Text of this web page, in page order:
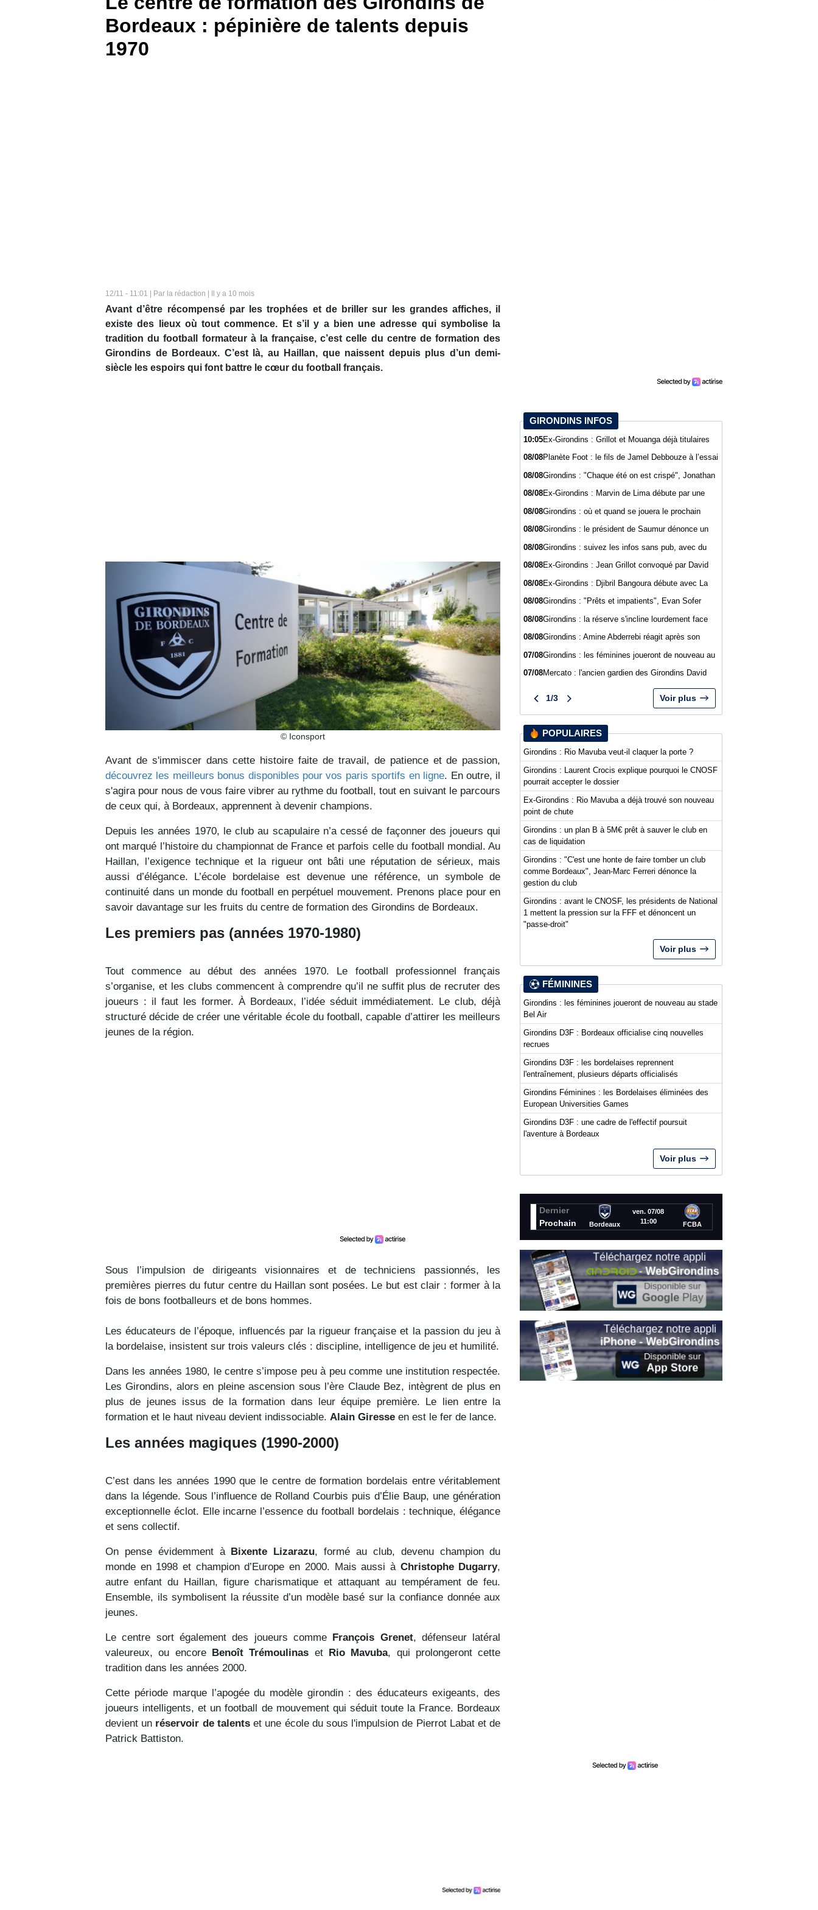
Bordeaux : pépinière de talents depuis
1970
12/11 - 11:01 | Par la rédaction | Il y a 10 mois
Avant d’être récompensé par les trophées et de briller sur les grandes affiches, il
existe des lieux où tout commence. Et s’il y a bien une adresse qui symbolise la
tradition du football formateur à la française, c’est celle du centre de formation des
Girondins de Bordeaux. C’est là, au Haillan, que naissent depuis plus d’un demi-
siècle les espoirs qui font battre le cœur du football français.
© Iconsport
Avant de s'immiscer dans cette histoire faite de travail, de patience et de passion,
découvrez les meilleurs bonus disponibles pour vos paris sportifs en ligne. En outre, il
s'agira pour nous de vous faire vibrer au rythme du football, tout en suivant le parcours
de ceux qui, à Bordeaux, apprennent à devenir champions.
Depuis les années 1970, le club au scapulaire n’a cessé de façonner des joueurs qui
ont marqué l’histoire du championnat de France et parfois celle du football mondial. Au
Haillan, l’exigence technique et la rigueur ont bâti une réputation de sérieux, mais
aussi d’élégance. L’école bordelaise est devenue une référence, un symbole de
continuité dans un monde du football en perpétuel mouvement. Prenons place pour en
savoir davantage sur les fruits du centre de formation des Girondins de Bordeaux.
Les premiers pas (années 1970-1980)
Tout commence au début des années 1970. Le football professionnel français
s’organise, et les clubs commencent à comprendre qu’il ne suffit plus de recruter des
joueurs : il faut les former. À Bordeaux, l’idée séduit immédiatement. Le club, déjà
structuré décide de créer une véritable école du football, capable d’attirer les meilleurs
jeunes de la région.
Sous l’impulsion de dirigeants visionnaires et de techniciens passionnés, les
premières pierres du futur centre du Haillan sont posées. Le but est clair : former à la
fois de bons footballeurs et de bons hommes.
Les éducateurs de l’époque, influencés par la rigueur française et la passion du jeu à
la bordelaise, insistent sur trois valeurs clés : discipline, intelligence de jeu et humilité.
Dans les années 1980, le centre s’impose peu à peu comme une institution respectée.
Les Girondins, alors en pleine ascension sous l’ère Claude Bez, intègrent de plus en
plus de jeunes issus de la formation dans leur équipe première. Le lien entre la
formation et le haut niveau devient indissociable. Alain Giresse en est le fer de lance.
Les années magiques (1990-2000)
C’est dans les années 1990 que le centre de formation bordelais entre véritablement
dans la légende. Sous l’influence de Rolland Courbis puis d’Élie Baup, une génération
exceptionnelle éclot. Elle incarne l’essence du football bordelais : technique, élégance
et sens collectif.
On pense évidemment à Bixente Lizarazu, formé au club, devenu champion du
monde en 1998 et champion d’Europe en 2000. Mais aussi à Christophe Dugarry,
autre enfant du Haillan, figure charismatique et attaquant au tempérament de feu.
Ensemble, ils symbolisent la réussite d’un modèle basé sur la confiance donnée aux
jeunes.
Le centre sort également des joueurs comme François Grenet, défenseur latéral
valeureux, ou encore Benoît Trémoulinas et Rio Mavuba, qui prolongeront cette
tradition dans les années 2000.
Cette période marque l’apogée du modèle girondin : des éducateurs exigeants, des
joueurs intelligents, et un football de mouvement qui séduit toute la France. Bordeaux
devient un réservoir de talentset une école du sous l'impulsion de Pierrot Labat et de
Patrick Battiston.
GIRONDINS INFOS
10:05Ex-Girondins : Grillot et Mouanga déjà titulaires
08/08Planète Foot : le fils de Jamel Debbouze à l’essai
08/08Girondins : "Chaque été on est crispé", Jonathan
08/08Ex-Girondins : Marvin de Lima débute par une
08/08Girondins : où et quand se jouera le prochain
08/08Girondins : le président de Saumur dénonce un
08/08Girondins : suivez les infos sans pub, avec du
08/08Ex-Girondins : Jean Grillot convoqué par David
08/08Ex-Girondins : Djibril Bangoura débute avec La
08/08Girondins : "Prêts et impatients", Evan Sofer
08/08Girondins : la réserve s'incline lourdement face
08/08Girondins : Amine Abderrebi réagit après son
07/08Girondins : les féminines joueront de nouveau au
07/08Mercato : l'ancien gardien des Girondins David
1/3 Voir plus
POPULAIRES
Girondins : Rio Mavuba veut-il claquer la porte ?
Girondins : Laurent Crocis explique pourquoi le CNOSF
pourrait accepter le dossier
Ex-Girondins : Rio Mavuba a déjà trouvé son nouveau
point de chute
Girondins : un plan B à 5M€ prêt à sauver le club en
cas de liquidation
Girondins : "C'est une honte de faire tomber un club
comme Bordeaux", Jean-Marc Ferreri dénonce la
gestion du club
Girondins : avant le CNOSF, les présidents de National
1 mettent la pression sur la FFF et dénoncent un
"passe-droit"
Voir plus
FÉMININES
Girondins : les féminines joueront de nouveau au stade
Bel Air
Girondins D3F : Bordeaux officialise cinq nouvelles
recrues
Girondins D3F : les bordelaises reprennent
l'entraînement, plusieurs départs officialisés
Girondins Féminines : les Bordelaises éliminées des
European Universities Games
Girondins D3F : une cadre de l'effectif poursuit
l'aventure à Bordeaux
Voir plus
Dernier
Prochain
Bordeaux
ven. 07/08
11:00
FCBA